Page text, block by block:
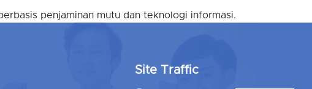
penjaminan mutu dan teknologi informasi.
Site Traffic